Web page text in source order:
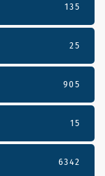
135
25
905
15
6342